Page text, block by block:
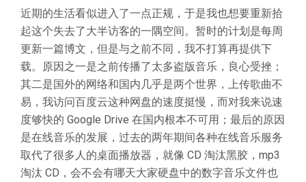
近期的生活看似进入了一点正规，于是我也想要重新拾
起这个失去了大半访客的一隅空间。暂时的计划是每周
更新一篇博文，但是与之前不同，我不打算再提供下
载。原因之一是之前传播了太多盗版音乐，良心受挫；
其二是国外的网络和国内几乎是两个世界，上传歌曲不
易，我访问百度云这种网盘的速度挺慢，而对我来说速
度够快的 Google Drive 在国内根本不可用；最后的原因
是在线音乐的发展，过去的两年期间各种在线音乐服务
取代了很多人的桌面播放器，就像 CD 淘汰黑胶，mp3
淘汰 CD，会不会有哪天大家硬盘中的数字音乐文件也